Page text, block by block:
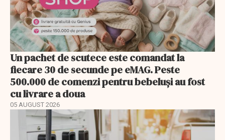
Un pachet de scutece este comandat la
fiecare 30 de secunde pe eMAG. Peste
500.000 de comenzi pentru bebeluși au fost
cu livrare a doua
05 AUGUST 2026